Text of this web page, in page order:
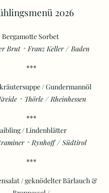
2026
Bergamotte Sorbet
Brut ^ Franz Keller / Baden
***
/ Gundermannöl
^ Thörle / Rheinhessen
***
/ Lindenblätter
^ Rynhoff / Südtirol
***
/ geknödelter Bärlauch &